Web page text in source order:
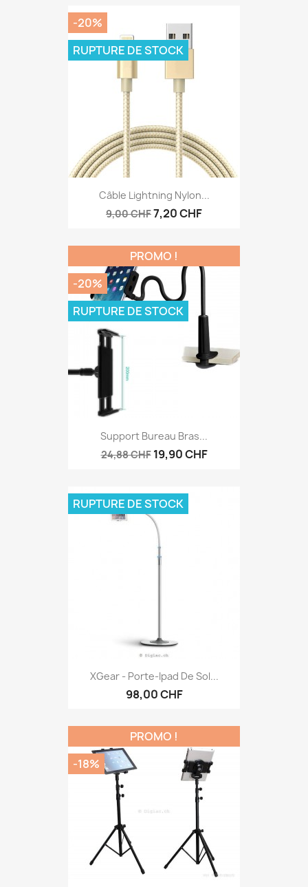
Câble Lightning Nylon...
9,00 CHF7,20 CHF
-20%
RUPTURE DE STOCK
Support Bureau Bras...
24,88 CHF 19,90 CHF
PROMO !
-20%
RUPTURE DE STOCK
XGear - Porte-Ipad De Sol...
98,00 CHF
RUPTURE DE STOCK
PROMO !
-18%